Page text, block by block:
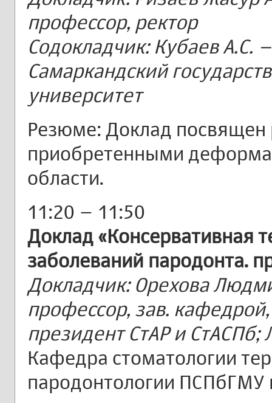
профессор, ректор
Содокладчик: Кубаев А.С.
Самаркандский
университет
Резюме: Доклад посвящен
приобретенными
области.
11:20 – 11:50
Доклад «Консервативная
заболеваний пародонта.
Докладчик: Орехова
профессор, зав.
президент СтАР и СтАСПб;
Кафедра стоматологии
пародонтологии ПСПбГМУ